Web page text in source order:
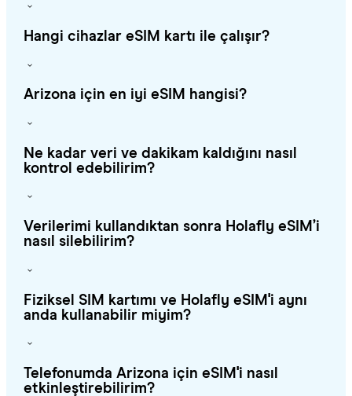
Hangi cihazlar eSIM kartı ile çalışır?
Arizona için en iyi eSIM hangisi?
Ne kadar veri ve dakikam kaldığını nasıl
kontrol edebilirim?
Verilerimi kullandıktan sonra Holafly eSIM’i
nasıl silebilirim?
Fiziksel SIM kartımı ve Holafly eSIM'i aynı
anda kullanabilir miyim?
Telefonumda Arizona için eSIM'i nasıl
etkinleştirebilirim?